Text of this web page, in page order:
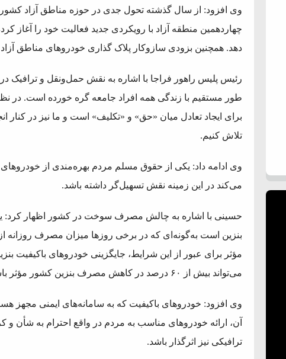
وی افزود: از سال گذشته تحول جدی در حوزه مناطق آزاد
چهاردهمین منطقه آزاد با رویکردی جدید فعالیت خود را آغاز
دهد. همچنین بزودی سازوکار پلاک گذاری خودروهای مناطق
رئیس پلیس راهور فراجا با اشاره به نقش حمل‌ونقل و
طور مستقیم با زندگی همه افراد جامعه گره خورده است. در
برای ایجاد تعادل میان «حق» و «تکلیف» است و ما نیز در کنار
تلاش کنیم.
وی ادامه داد: یکی از حقوق مسلم مردم بهره‌مندی از
می‌کند در این زمینه نقش تسهیل‌گر داشته باشد.
حسینی با اشاره به چالش مصرف سوخت در کشور اظهار
مؤثر برای عبور از این شرایط، جایگزینی خودروهای
می‌تواند بیش از ۶۰ درصد در کاهش مصرف بنزین کشور مؤثر باشد.
وی افزود: خودروهای باکیفیت که به سامانه‌های ایمنی مجهز
آن، ارائه خودروهای مناسب به مردم در واقع احترام به شأن
ترافیکی نیز اثرگذار باشد.